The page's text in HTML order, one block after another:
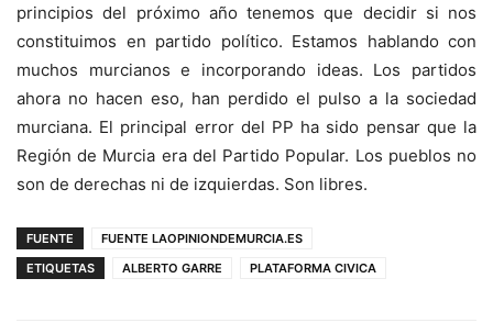
principios del próximo año tenemos que decidir si nos
constituimos en partido político. Estamos hablando con
muchos murcianos e incorporando ideas. Los partidos
ahora no hacen eso, han perdido el pulso a la sociedad
murciana. El principal error del PP ha sido pensar que la
Región de Murcia era del Partido Popular. Los pueblos no
son de derechas ni de izquierdas. Son libres.
FUENTE
FUENTE LAOPINIONDEMURCIA.ES
ETIQUETAS
ALBERTO GARRE PLATAFORMA CIVICA